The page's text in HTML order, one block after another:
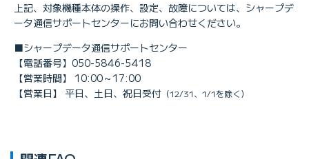
上記、対象機種本体の操作、設定、故障については、シャープデ
ータ通信サポートセンターにお問い合わせください。
■シャープデータ通信サポートセンター
【電話番号】050-5846-5418
【営業時間】 10:00～17:00
【営業日】 平日、土日、祝日受付 （12/31、1/1を除く）